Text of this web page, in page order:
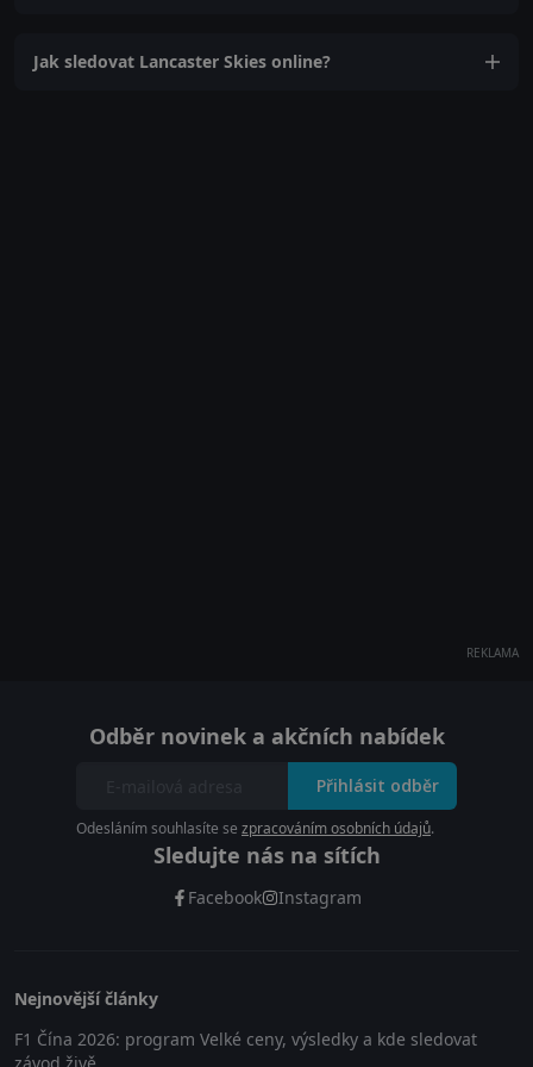
Jak sledovat Lancaster Skies online?
REKLAMA
Odběr novinek a akčních nabídek
Přihlásit odběr
Odesláním souhlasíte se zpracováním osobních údajů.
Sledujte nás na sítích
Facebook Instagram
Nejnovější články
F1 Čína 2026: program Velké ceny, výsledky a kde sledovat